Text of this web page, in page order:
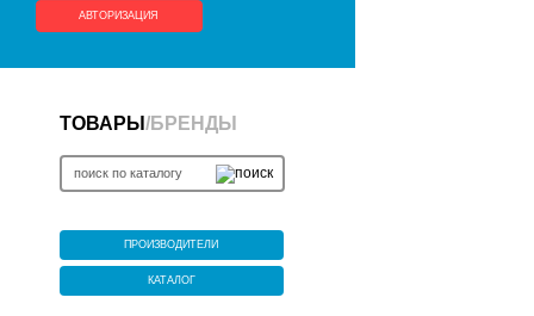
АВТОРИЗАЦИЯ
ТОВАРЫ /БРЕНДЫ
ПРОИЗВОДИТЕЛИ
КАТАЛОГ